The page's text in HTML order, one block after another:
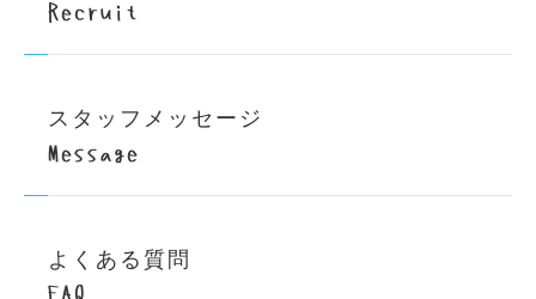
Recruit
スタッフメッセージ
Message
よくある質問
FAQ